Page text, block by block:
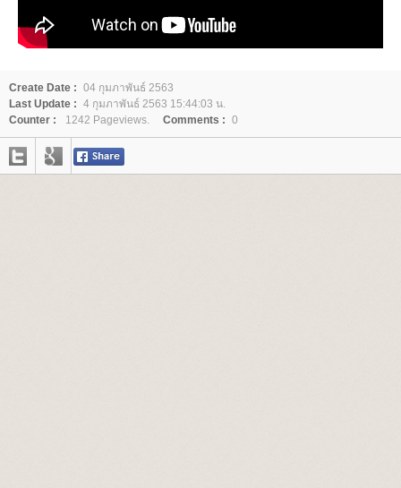
Create Date : 04 กุมภาพันธ์ 2563
Last Update : 4 กุมภาพันธ์ 2563 15:44:03 น.
Counter :
1242 Pageviews. Comments : 0